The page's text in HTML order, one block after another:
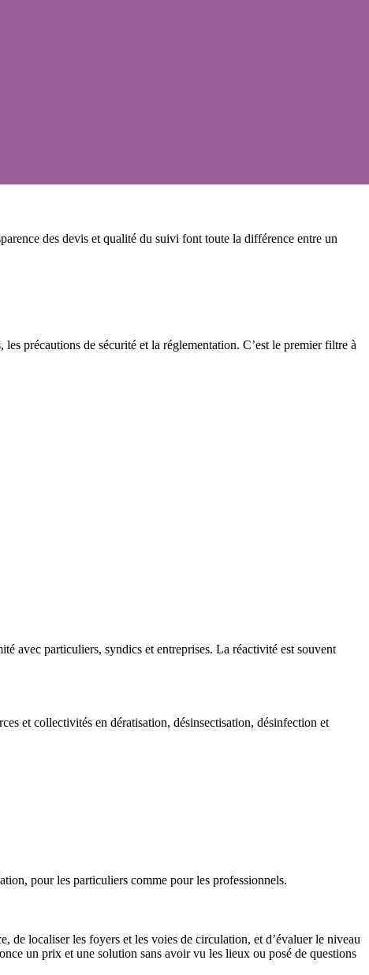
des devis et qualité du suivi font toute la différence entre un
précautions de sécurité et la réglementation. C’est le premier filtre à
avec particuliers, syndics et entreprises. La réactivité est souvent
et collectivités en dératisation, désinsectisation, désinfection et
pour les particuliers comme pour les professionnels.
de localiser les foyers et les voies de circulation, et d’évaluer le niveau
un prix et une solution sans avoir vu les lieux ou posé de questions